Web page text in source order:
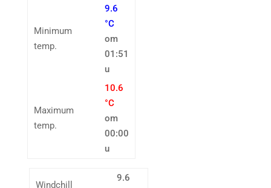
Minimum
temp.
9.6
°C
om
01:51
u
Maximum
temp.
10.6
°C
om
00:00
u
Windchill
9.6